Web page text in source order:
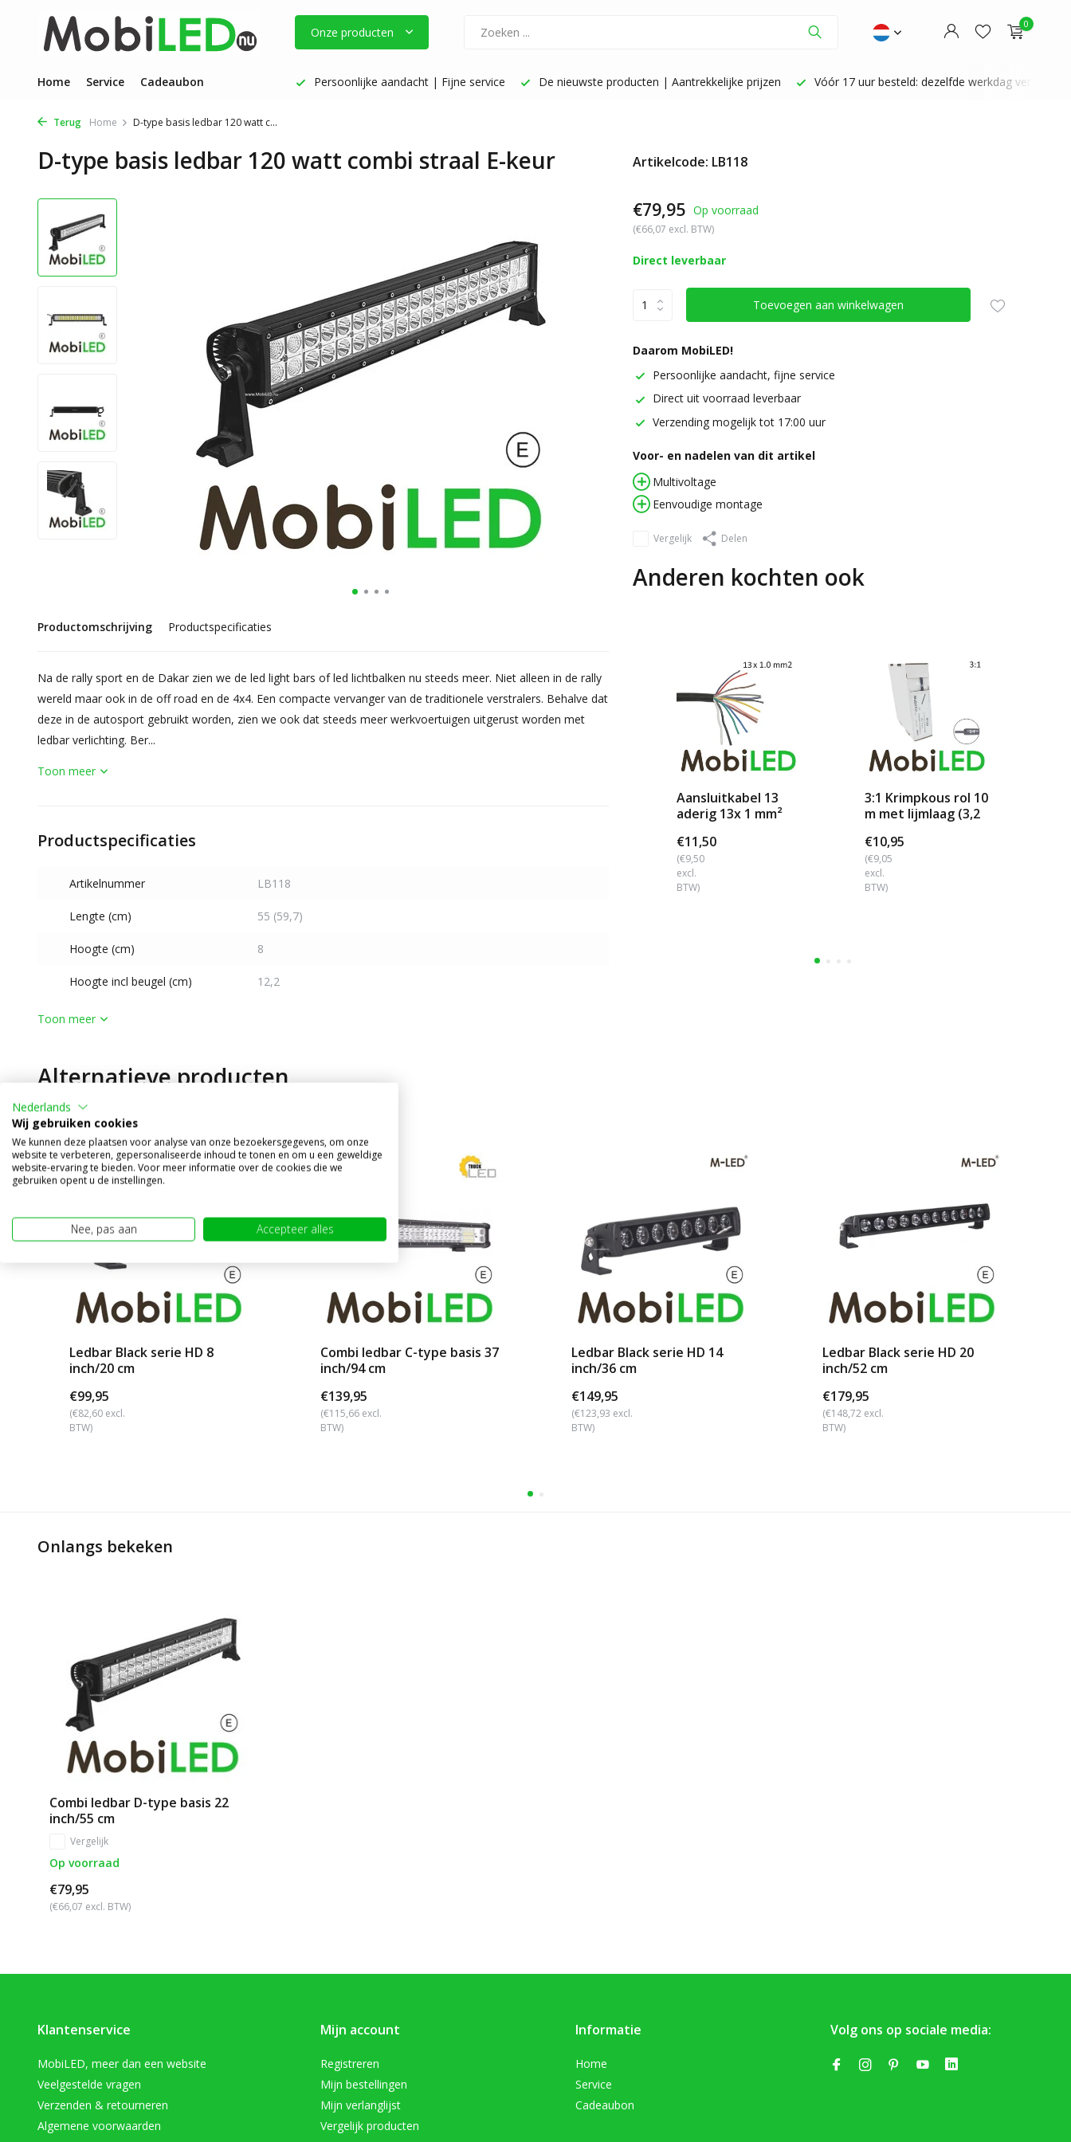
Onze producten
0
Home Service Cadeaubon
Vóór 17 uur besteld: dezelfde werkdag verzonden Persoonlijke aandacht | Fijne service De nieuwste producten | Aantrekkelijke prijzen Vóór 17 uur besteld: dezelfde werkdag verzonden
Terug Home D-type basis ledbar 120 watt c...
D-type basis ledbar 120 watt combi straal E-keur
Productomschrijving Productspecificaties
Na de rally sport en de Dakar zien we de led light bars of led lichtbalken nu steeds meer. Niet alleen in de rally
wereld maar ook in de off road en de 4x4. Een compacte vervanger van de traditionele verstralers. Behalve dat
deze in de autosport gebruikt worden, zien we ook dat steeds meer werkvoertuigen uitgerust worden met
ledbar verlichting. Ber...
Toon meer
Productspecificaties
Artikelnummer LB118
Lengte (cm) 55 (59,7)
Hoogte (cm) 8
Hoogte incl beugel (cm) 12,2
Toon meer
Artikelcode: LB118
€79,95 Op voorraad
(€66,07 excl. BTW)
Direct leverbaar
Toevoegen aan winkelwagen
Daarom MobiLED!
Persoonlijke aandacht, fijne service
Direct uit voorraad leverbaar
Verzending mogelijk tot 17:00 uur
Voor- en nadelen van dit artikel
Multivoltage
Eenvoudige montage
Vergelijk Delen
Anderen kochten ook
Aansluitkabel 13
aderig 13x 1 mm²
€11,50
(€9,50
excl.
BTW)
3:1 Krimpkous rol 10
m met lijmlaag (3,2
€10,95
(€9,05
excl.
BTW)
Alternatieve producten
Ledbar Black serie HD 8
inch/20 cm
€99,95
(€82,60 excl.
BTW)
Combi ledbar C-type basis 37
inch/94 cm
€139,95
(€115,66 excl.
BTW)
Ledbar Black serie HD 14
inch/36 cm
€149,95
(€123,93 excl.
BTW)
Ledbar Black serie HD 20
inch/52 cm
€179,95
(€148,72 excl.
BTW)
Onlangs bekeken
Combi ledbar D-type basis 22
inch/55 cm
Vergelijk
Op voorraad
€79,95
(€66,07 excl. BTW)
Klantenservice
MobiLED, meer dan een website
Veelgestelde vragen
Verzenden & retourneren
Algemene voorwaarden
Mijn account
Registreren
Mijn bestellingen
Mijn verlanglijst
Vergelijk producten
Informatie
Home
Service
Cadeaubon
Volg ons op sociale media:
Nederlands
Wij gebruiken cookies
We kunnen deze plaatsen voor analyse van onze bezoekersgegevens, om onze
website te verbeteren, gepersonaliseerde inhoud te tonen en om u een geweldige
website-ervaring te bieden. Voor meer informatie over de cookies die we
gebruiken opent u de instellingen.
Nee, pas aan Accepteer alles